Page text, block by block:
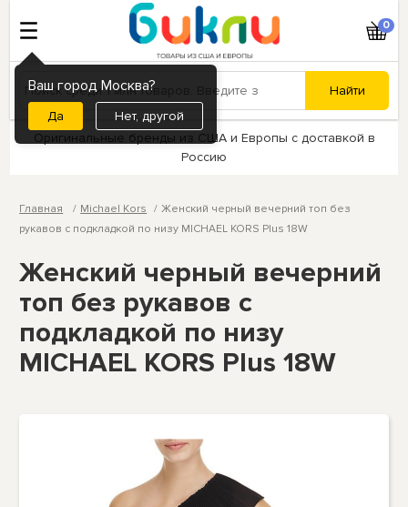
Ваш город Москва?
Нет, другой
0
Оригинальные бренды из США и Европы с доставкой в
Россию
Главная Michael Kors
Женский черный вечерний топ без
рукавов с подкладкой по низу MICHAEL KORS Plus 18W
Женский черный вечерний
топ без рукавов с
подкладкой по низу
MICHAEL KORS Plus 18W